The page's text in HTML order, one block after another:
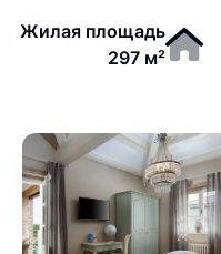
Жилая площадь
297 м²